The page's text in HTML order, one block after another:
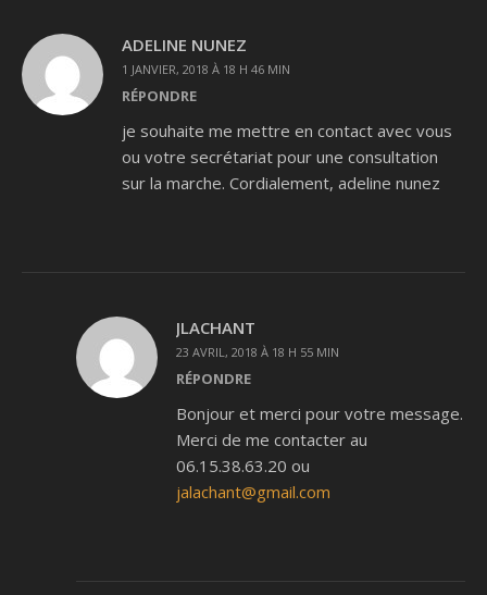
ADELINE NUNEZ
1 JANVIER, 2018 À 18 H 46 MIN
RÉPONDRE
je souhaite me mettre en contact avec vous
ou votre secrétariat pour une consultation
sur la marche. Cordialement, adeline nunez
JLACHANT
23 AVRIL, 2018 À 18 H 55 MIN
RÉPONDRE
Bonjour et merci pour votre message.
Merci de me contacter au
06.15.38.63.20 ou
jalachant@gmail.com